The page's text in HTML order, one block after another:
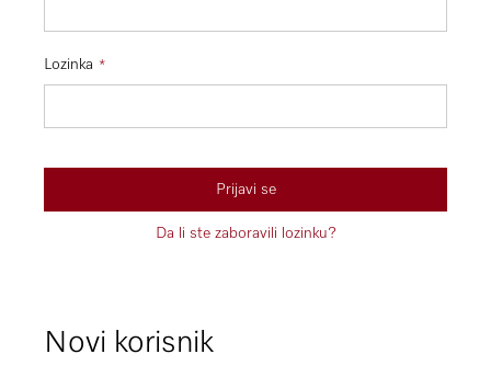
Lozinka
Prijavi se
Da li ste zaboravili lozinku?
Novi korisnik